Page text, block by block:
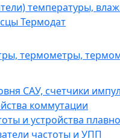
температуры,
Термодат
термометры,
САУ, счетчики
коммутации
и устройства
частоты и УПП